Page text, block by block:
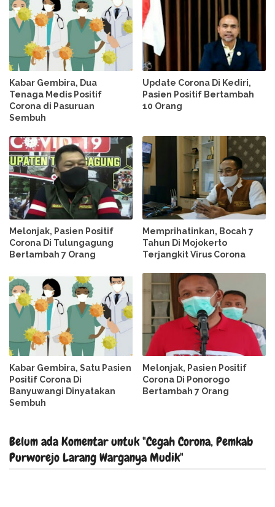
Kabar Gembira, Dua
Tenaga Medis Positif
Corona di Pasuruan
Sembuh
Update Corona Di Kediri,
Pasien Positif Bertambah
10 Orang
Melonjak, Pasien Positif
Corona Di Tulungagung
Bertambah 7 Orang
Memprihatinkan, Bocah 7
Tahun Di Mojokerto
Terjangkit Virus Corona
Kabar Gembira, Satu Pasien
Positif Corona Di
Banyuwangi Dinyatakan
Sembuh
Melonjak, Pasien Positif
Corona Di Ponorogo
Bertambah 7 Orang
Belum ada Komentar untuk "Cegah Corona, Pemkab
Purworejo Larang Warganya Mudik"